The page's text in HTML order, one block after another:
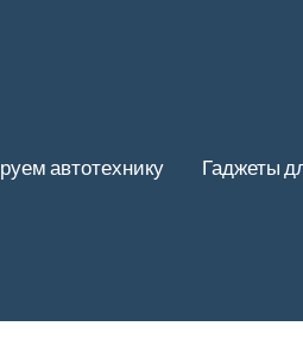
автотехнику Гаджеты